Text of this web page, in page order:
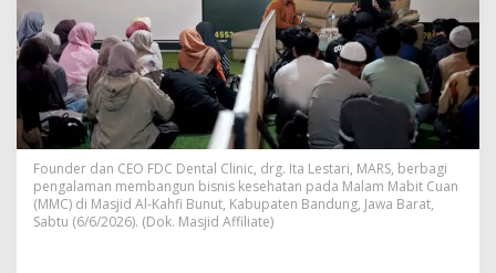
i
B
i
s
i
s
D
i
g
i
Founder dan CEO FDC Dental Clinic, drg. Ita Lestari, MARS, berbagi
pengalaman membangun bisnis kesehatan pada Malam Mabit Cuan
(MMC) di Masjid Al-Kahfi Bunut, Kabupaten Bandung, Jawa Barat,
Sabtu (6/6/2026). (Dok. Masjid Affiliate)